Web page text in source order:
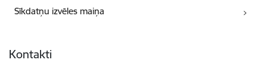
Sīkdatņu izvēles maiņa
Kontakti